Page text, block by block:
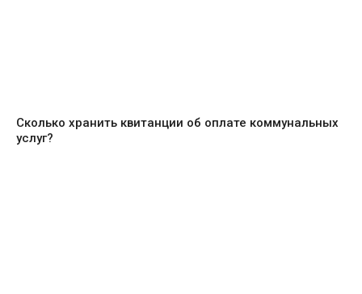
Сколько хранить квитанции об оплате коммунальных
услуг?